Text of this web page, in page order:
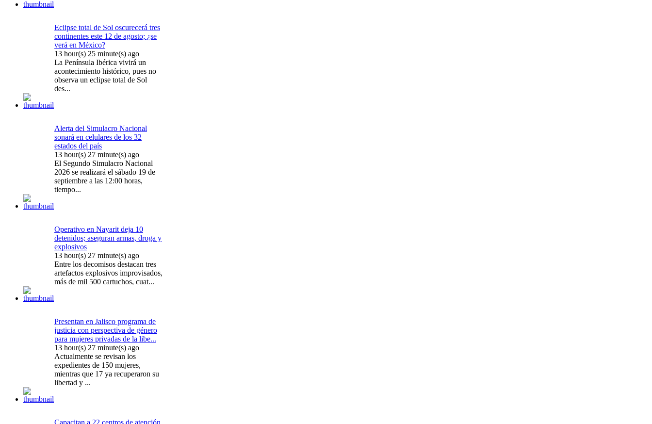
Eclipse total de Sol oscurecerá tres
continentes este 12 de agosto; ¿se
verá en México?
13 hour(s) 25 minute(s) ago
La Península Ibérica vivirá un
acontecimiento histórico, pues no
observa un eclipse total de Sol
des...
Alerta del Simulacro Nacional
sonará en celulares de los 32
estados del país
13 hour(s) 27 minute(s) ago
El Segundo Simulacro Nacional
2026 se realizará el sábado 19 de
septiembre a las 12:00 horas,
tiempo...
Operativo en Nayarit deja 10
detenidos; aseguran armas, droga y
explosivos
13 hour(s) 27 minute(s) ago
Entre los decomisos destacan tres
artefactos explosivos improvisados,
más de mil 500 cartuchos, cuat...
Presentan en Jalisco programa de
justicia con perspectiva de género
para mujeres privadas de la libe...
13 hour(s) 27 minute(s) ago
Actualmente se revisan los
expedientes de 150 mujeres,
mientras que 17 ya recuperaron su
libertad y ...
Capacitan a 22 centros de atención